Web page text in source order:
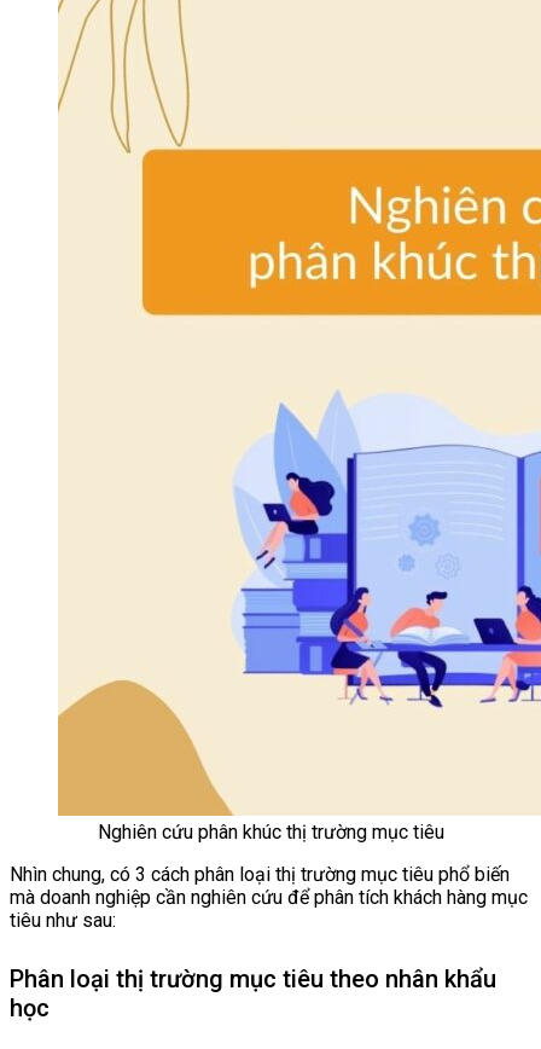
Nghiên cứu phân khúc thị trường mục tiêu
Nhìn chung, có 3 cách phân loại thị trường mục tiêu phổ biến
mà doanh nghiệp cần nghiên cứu để phân tích khách hàng mục
tiêu như sau:
Phân loại thị trường mục tiêu theo nhân khẩu
học